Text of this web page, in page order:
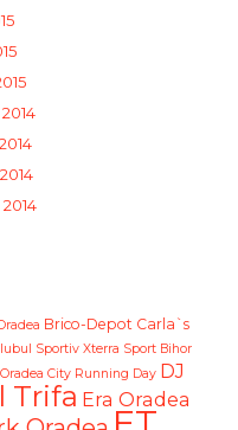
Brico-Depot Carla`s
Sportiv Xterra Sport Bihor
Oradea City Running Day DJ
Trifa Era Oradea